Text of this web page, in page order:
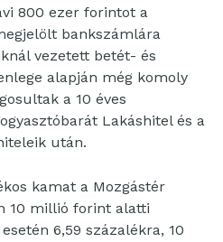
800 ezer forintot a
bankszámlára
vezetett betét- és
alapján még komoly
a 10 éves
Lakáshitel és a
után.
kamat a Mozgástér
10 millió forint alatti
6,59 százalékra, 10